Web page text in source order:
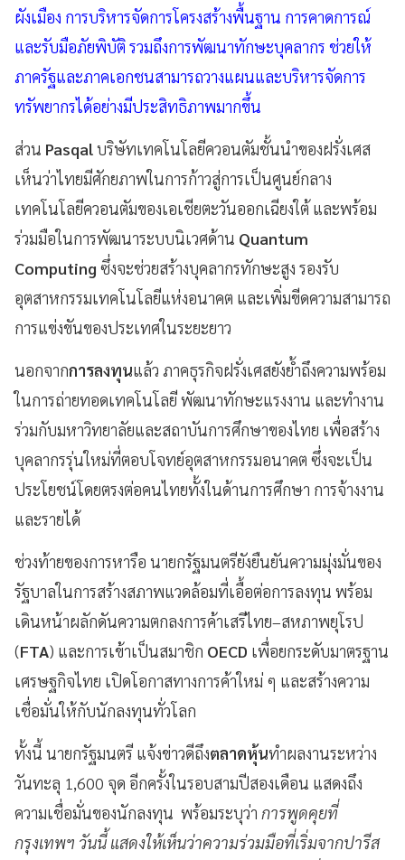
ผังเมือง การบริหารจัดการโครงสร้างพื้นฐาน การคาดการณ์
และรับมือภัยพิบัติ รวมถึงการพัฒนาทักษะบุคลากร ช่วยให้
ภาครัฐและภาคเอกชนสามารถวางแผนและบริหารจัดการ
ทรัพยากรได้อย่างมีประสิทธิภาพมากขึ้น
ส่วน Pasqalบริษัทเทคโนโลยีควอนตัมชั้นนำของฝรั่งเศส
เห็นว่าไทยมีศักยภาพในการก้าวสู่การเป็นศูนย์กลาง
เทคโนโลยีควอนตัมของเอเชียตะวันออกเฉียงใต้ และพร้อม
ร่วมมือในการพัฒนาระบบนิเวศด้าน Quantum
Computing ซึ่งจะช่วยสร้างบุคลากรทักษะสูง รองรับ
อุตสาหกรรมเทคโนโลยีแห่งอนาคต และเพิ่มขีดความสามารถ
การแข่งขันของประเทศในระยะยาว
นอกจากการลงทุนแล้ว ภาคธุรกิจฝรั่งเศสยังย้ำถึงความพร้อม
ในการถ่ายทอดเทคโนโลยี พัฒนาทักษะแรงงาน และทำงาน
ร่วมกับมหาวิทยาลัยและสถาบันการศึกษาของไทย เพื่อสร้าง
บุคลากรรุ่นใหม่ที่ตอบโจทย์อุตสาหกรรมอนาคต ซึ่งจะเป็น
ประโยชน์โดยตรงต่อคนไทยทั้งในด้านการศึกษา การจ้างงาน
และรายได้
ช่วงท้ายของการหารือ นายกรัฐมนตรียังยืนยันความมุ่งมั่นของ
รัฐบาลในการสร้างสภาพแวดล้อมที่เอื้อต่อการลงทุน พร้อม
เดินหน้าผลักดันความตกลงการค้าเสรีไทย–สหภาพยุโรป
(FTA) และการเข้าเป็นสมาชิก OECD เพื่อยกระดับมาตรฐาน
เศรษฐกิจไทย เปิดโอกาสทางการค้าใหม่ ๆ และสร้างความ
เชื่อมั่นให้กับนักลงทุนทั่วโลก
ทั้งนี้ นายกรัฐมนตรี แจ้งข่าวดีถึงตลาดหุ้นทำผลงานระหว่าง
วันทะลุ 1,600 จุด อีกครั้งในรอบสามปีสองเดือน แสดงถึง
ความเชื่อมั่นของนักลงทุน พร้อมระบุว่า การพูดคุยที่
กรุงเทพฯ วันนี้ แสดงให้เห็นว่าความร่วมมือที่เริ่มจากปารีส